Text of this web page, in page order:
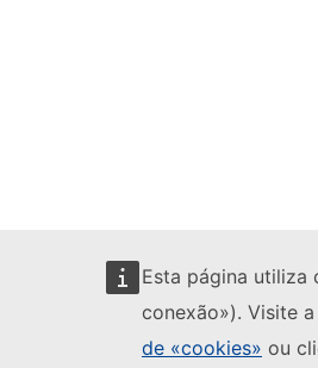
Esta página utiliza
conexão»). Visite a
de «cookies» ou